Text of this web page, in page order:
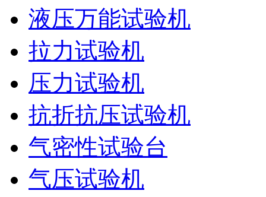
液压万能试验机
拉力试验机
压力试验机
抗折抗压试验机
气密性试验台
气压试验机